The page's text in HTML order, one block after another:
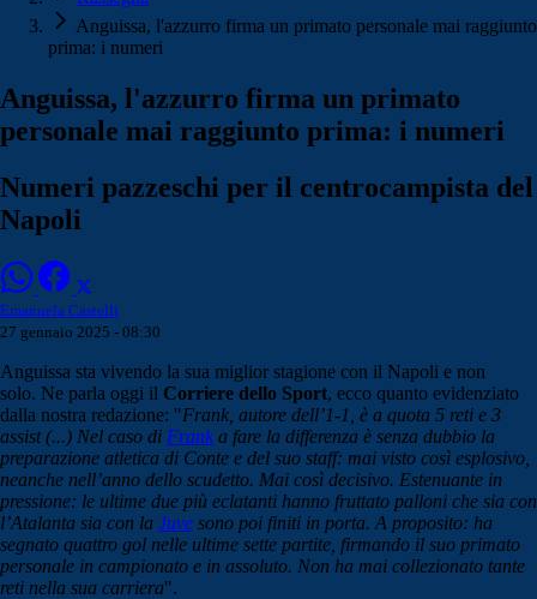
Anguissa, l'azzurro firma un primato personale mai raggiunto
prima: i numeri
Anguissa, l'azzurro firma un primato
personale mai raggiunto prima: i numeri
Numeri pazzeschi per il centrocampista del
Napoli
Emanuela Castelli
27 gennaio 2025 - 08:30
Anguissa sta vivendo la sua miglior stagione con il Napoli e non
solo. Ne parla oggi il Corriere dello Sport, ecco quanto evidenziato
dalla nostra redazione: "Frank, autore dell’1-1, è a quota 5 reti e 3
assist (...) Nel caso di Frank a fare la differenza è senza dubbio la
preparazione atletica di Conte e del suo staff: mai visto così esplosivo,
neanche nell’anno dello scudetto. Mai così decisivo. Estenuante in
pressione: le ultime due più eclatanti hanno fruttato palloni che sia con
l’Atalanta sia con la Juve sono poi finiti in porta. A proposito: ha
segnato quattro gol nelle ultime sette partite, firmando il suo primato
personale in campionato e in assoluto. Non ha mai collezionato tante
reti nella sua carriera".